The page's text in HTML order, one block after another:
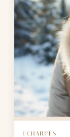
ECHARPES